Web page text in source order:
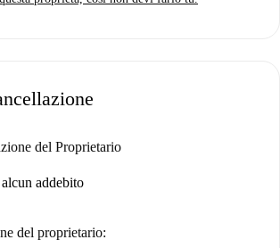
del Proprietario
addebito
del proprietario: